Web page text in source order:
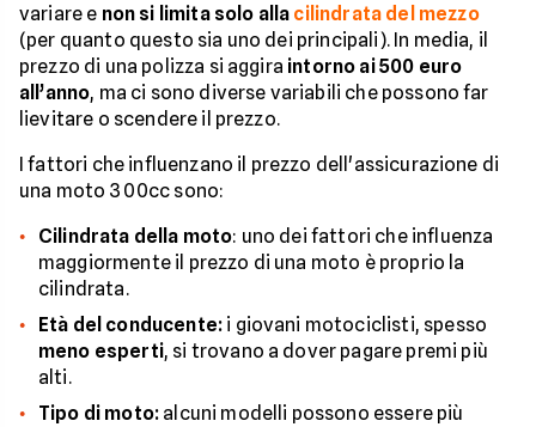
variare e non si limita solo alla cilindrata del mezzo
(per quanto questo sia uno dei principali). In media, il
prezzo di una polizza si aggira intorno ai 500 euro
all’anno, ma ci sono diverse variabili che possono far
lievitare o scendere il prezzo.
I fattori che influenzano il prezzo dell'assicurazione di
una moto 300cc sono:
Cilindrata della moto: uno dei fattori che influenza
maggiormente il prezzo di una moto è proprio la
cilindrata.
Età del conducente: i giovani motociclisti, spesso
meno esperti, si trovano a dover pagare premi più
alti.
Tipo di moto: alcuni modelli possono essere più